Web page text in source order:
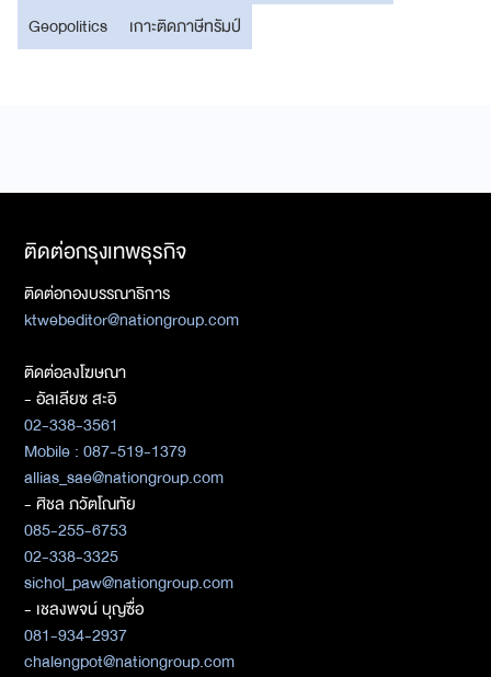
Geopolitics
เกาะติดภาษีทรัมป์
ติดต่อกรุงเทพธุรกิจ
ติดต่อกองบรรณาธิการ
ktwebeditor@nationgroup.com
ติดต่อลงโฆษณา
- อัลเลียซ สะอิ
02-338-3561
Mobile : 087-519-1379
allias_sae@nationgroup.com
- ศิชล ภวัตโณทัย
085-255-6753
02-338-3325
sichol_paw@nationgroup.com
- เชลงพจน์ บุญซื่อ
081-934-2937
chalengpot@nationgroup.com